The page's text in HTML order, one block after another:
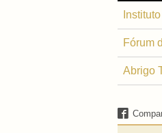
Fórum
Abrigo